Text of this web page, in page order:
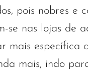
pois nobres e
se nas lojas de
mais específica
mais, indo